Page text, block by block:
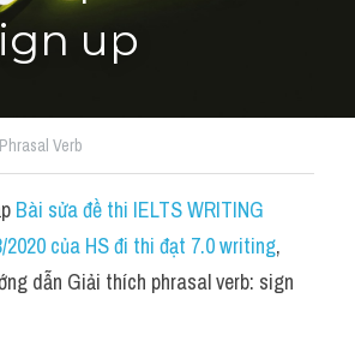
up
Phrasal Verb
Bài sửa đề thi IELTS WRITING
2020 của HS đi thi đạt 7.0 writing,
dẫn Giải thích phrasal verb: sign